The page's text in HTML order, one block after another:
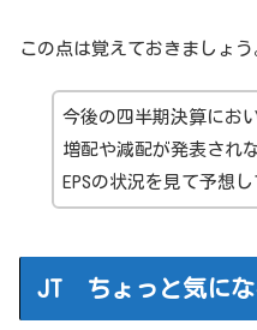
この点は覚えておきましょう
今後の四半期決算におい
増配や減配が発表され
EPSの状況を見て予想
JT ちょっと気にな